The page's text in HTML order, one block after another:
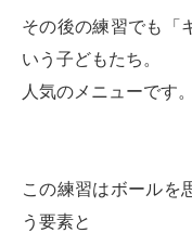
その後の練習でも「
いう子どもたち。
人気のメニューです。
この練習はボールを
う要素と